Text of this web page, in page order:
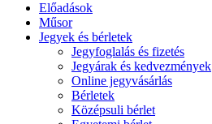
Előadások
Műsor
Jegyek és bérletek
Jegyfoglalás és fizetés
Jegyárak és kedvezmények
Online jegyvásárlás
Bérletek
Középsuli bérlet